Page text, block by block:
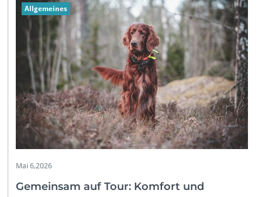
Allgemeines
Mai 6,2026
Gemeinsam auf Tour: Komfort und